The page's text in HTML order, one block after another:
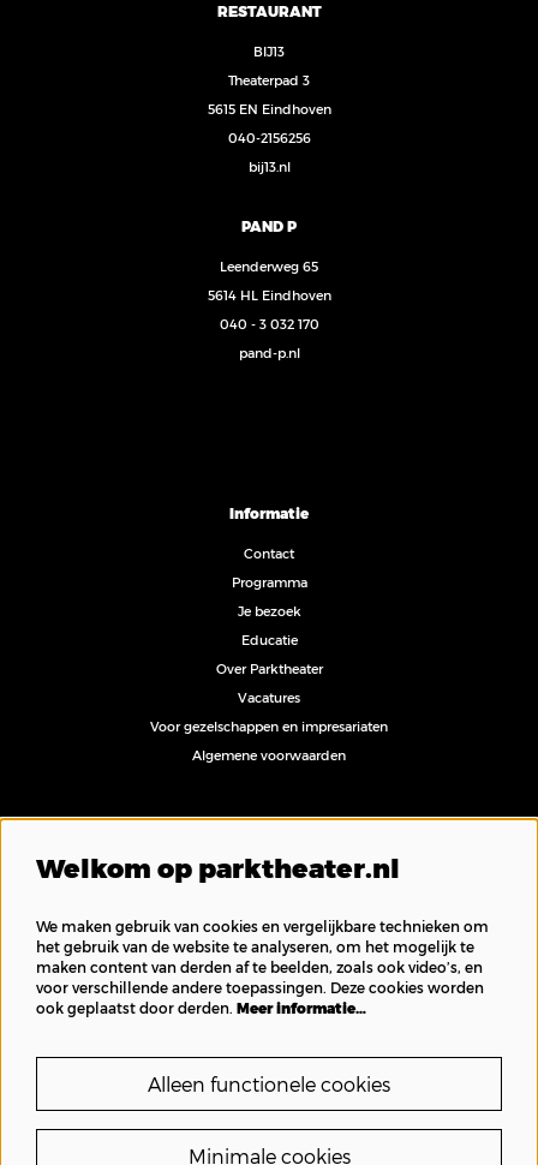
RESTAURANT
BIJ13
Theaterpad 3
5615 EN Eindhoven
040-2156256
bij13.nl
PAND P
Leenderweg 65
5614 HL Eindhoven
040 - 3 032 170
pand-p.nl
Informatie
Contact
Programma
Je bezoek
Educatie
Over Parktheater
Vacatures
Voor gezelschappen en impresariaten
Algemene voorwaarden
Inschrijven nieuwsbrief
Welkom op parktheater.nl
We maken gebruik van cookies en vergelijkbare technieken om
het gebruik van de website te analyseren, om het mogelijk te
maken content van derden af te beelden, zoals ook video’s, en
voor verschillende andere toepassingen. Deze cookies worden
ook geplaatst door derden. Meer informatie…
Alleen functionele cookies
Minimale cookies